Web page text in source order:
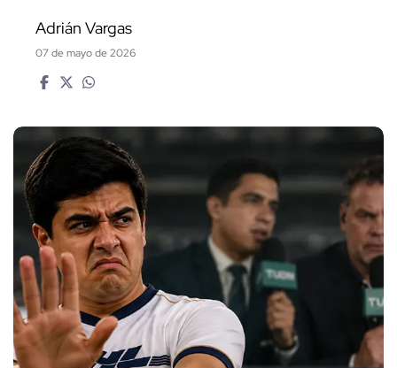
Adrián Vargas
07 de mayo de 2026